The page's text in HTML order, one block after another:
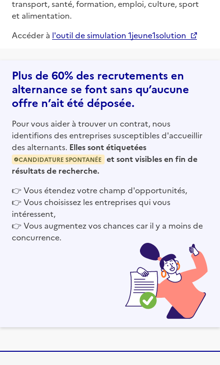
transport, santé, formation, emploi, culture, sport
et alimentation.
Accéder à l'outil de simulation 1jeune1solution
Plus de 60% des recrutements en
alternance se font sans qu’aucune
offre n’ait été déposée.
Pour vous aider à trouver un contrat, nous
identifions des entreprises susceptibles d'accueillir
des alternants. Elles sont étiquetées
CANDIDATURE SPONTANÉE
et sont visibles en fin de
résultats de recherche.
👉 Vous étendez votre champ d'opportunités,
👉 Vous choisissez les entreprises qui vous
intéressent,
👉 Vous augmentez vos chances car il y a moins de
concurrence.